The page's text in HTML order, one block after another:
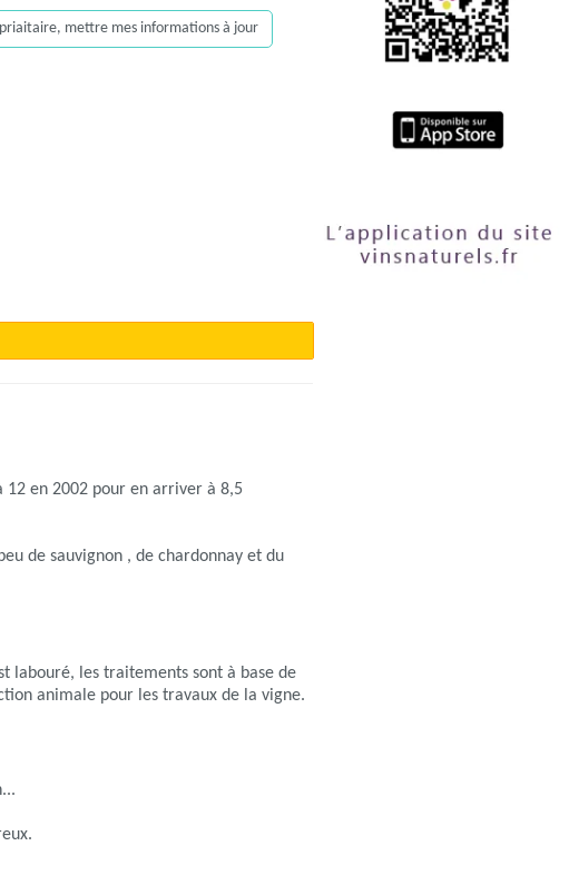
mettre mes informations à jour
12 en 2002 pour en arriver à 8,5
de sauvignon , de chardonnay et du
labouré, les traitements sont à base de
animale pour les travaux de la vigne.